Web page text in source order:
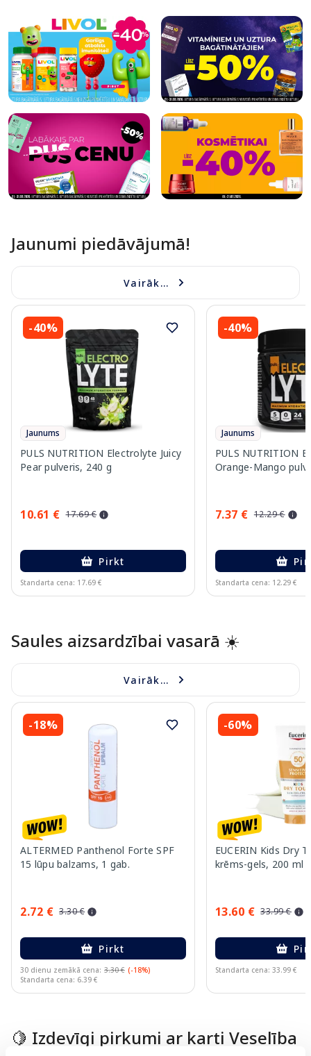
Jaunumi piedāvājumā!
Vairāk...
-40%
Jaunums
PULS NUTRITION Electrolyte Juicy
Pear pulveris, 240 g
10.61 € 17.69 €
Pirkt
Standarta cena: 17.69 €
-40%
Jaunums
PULS NUTRITION
Orange-Mango
7.37 € 12.29 €
Standarta cena: 12.29 €
Saules aizsardzībai vasarā ☀️
Vairāk...
-18%
ALTERMED Panthenol Forte SPF
15 lūpu balzams, 1 gab.
2.72 € 3.30 €
Pirkt
30 dienu zemākā cena: 3.30 € (-18%)
Standarta cena: 6.39 €
-60%
EUCERIN Kids Dry
krēms-gels, 200 ml
13.60 € 33.99 €
Standarta cena: 33.99 €
🍋 Izdevīgi pirkumi ar karti Veselība